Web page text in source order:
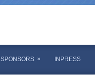
SPONSORS » INPRESS